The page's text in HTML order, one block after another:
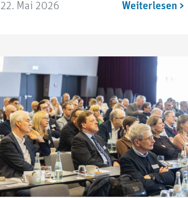
22. Mai 2026 Weiterlesen >